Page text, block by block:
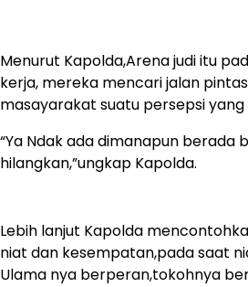
Menurut Kapolda,Arena judi itu
kerja, mereka mencari jalan
masayarakat suatu persepsi
“Ya Ndak ada dimanapun
hilangkan,”ungkap Kapolda.
Lebih lanjut Kapolda
niat dan kesempatan,pada saat
Ulama nya berperan,tokohnya